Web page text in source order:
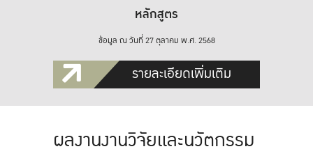
หลักสูตร
ข้อมูล ณ วันที่ 27 ตุลาคม พ.ศ. 2568
รายละเอียดเพิ่มเติม
ผลงานงานวิจัยและนวัตกรรม